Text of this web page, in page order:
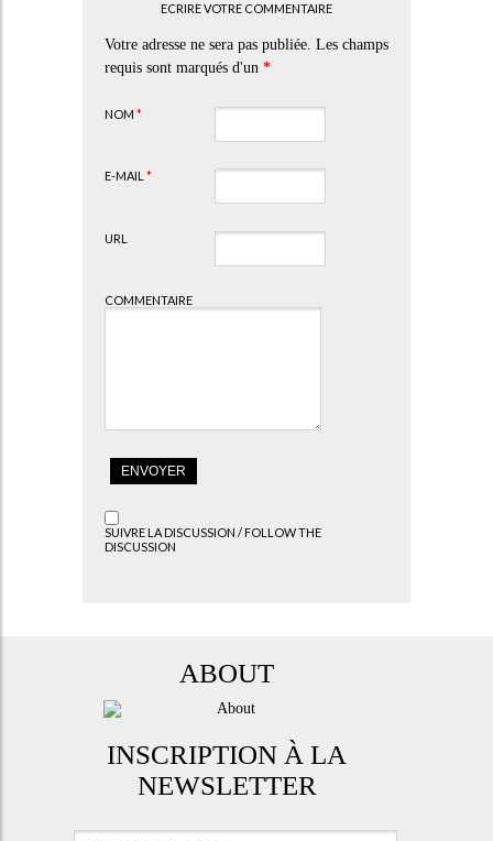
ECRIRE VOTRE COMMENTAIRE
Votre adresse ne sera pas publiée. Les champs
requis sont marqués d'un *
NOM *
E-MAIL *
URL
COMMENTAIRE
SUIVRE LA DISCUSSION / FOLLOW THE
DISCUSSION
ABOUT
INSCRIPTION À LA
NEWSLETTER